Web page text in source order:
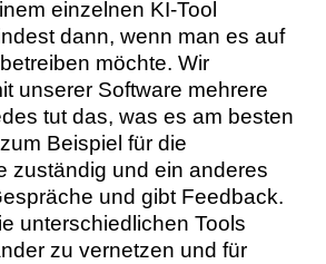
einzelnen KI-Tool
dann, wenn man es auf
möchte. Wir
unserer Software mehrere
tut das, was es am besten
Beispiel für die
zuständig und ein anderes
und gibt Feedback.
unterschiedlichen Tools
zu vernetzen und für